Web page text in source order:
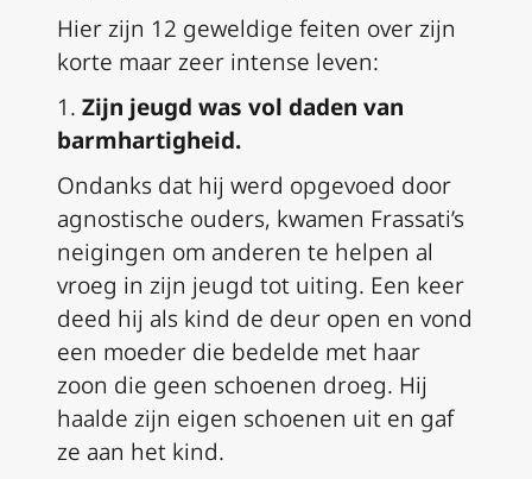
Hier zijn 12 geweldige feiten over zijn
korte maar zeer intense leven:
1. Zijn jeugd was vol daden van
barmhartigheid.
Ondanks dat hij werd opgevoed door
agnostische ouders, kwamen Frassati’s
neigingen om anderen te helpen al
vroeg in zijn jeugd tot uiting. Een keer
deed hij als kind de deur open en vond
een moeder die bedelde met haar
zoon die geen schoenen droeg. Hij
haalde zijn eigen schoenen uit en gaf
ze aan het kind.